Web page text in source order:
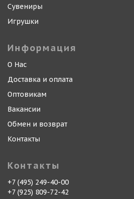
Сувениры
Игрушки
Информация
О Нас
Доставка и оплата
Оптовикам
Вакансии
Обмен и возврат
Контакты
Контакты
+7 (495) 249-40-00
+7 (925) 809-72-42